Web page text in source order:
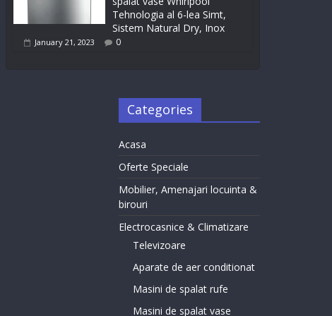
Tehnologia al 6-lea Simt,
Sistem Natural Dry, Inox
January 21, 2023 0
Categories
Acasa
Oferte Speciale
Mobilier, Amenajari locuinta &
birouri
Electrocasnice & Climatizare
Televizoare
Aparate de aer conditionat
Masini de spalat rufe
Masini de spalat vase